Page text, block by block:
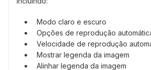
Modo claro e escuro
Opções de reprodução
Velocidade de reprodução
Mostrar legenda da imagem
Alinhar legenda da imagem